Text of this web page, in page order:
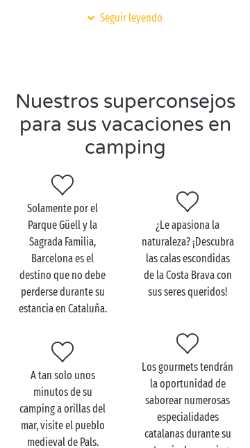
descubrir Cadaqués y los pueblos medievales, hacer
Al alojarse en uno de nuestros campings de alta
gama, disfrutará de unas vacaciones excepcionales.
Una vez haya reservado su alojamiento Premium, la
aventura podrá comenzar. ¡A su llegada, los niños
serán recibidos en los
clubes infantiles con animaciones gratuitasmientras
usted se relaja en la
!
Seguir leyendo
Nuestros superconsejos
para sus vacaciones en
camping
Solamente por el
Parque Güell y la
Sagrada Familia,
Barcelona es el
destino que no debe
perderse durante su
estancia en Cataluña.
¿Le apasiona la
naturaleza? ¡Descubra
las calas escondidas
de la Costa Brava con
sus seres queridos!
A tan solo unos
minutos de su
camping a orillas del
mar, visite el pueblo
medieval de Pals.
Los gourmets tendrán
la oportunidad de
saborear numerosas
especialidades
catalanas durante su